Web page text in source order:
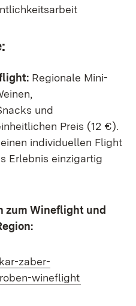
Regionale Mini-
und
Preis (12 €).
individuellen Flight
Erlebnis einzigartig
zum Wineflight und
zaber-
wineflight